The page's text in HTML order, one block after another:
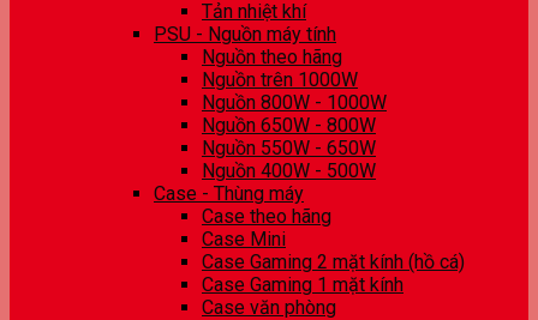
Tản nhiệt khí
PSU - Nguồn máy tính
Nguồn theo hãng
Nguồn trên 1000W
Nguồn 800W - 1000W
Nguồn 650W - 800W
Nguồn 550W - 650W
Nguồn 400W - 500W
Case - Thùng máy
Case theo hãng
Case Mini
Case Gaming 2 mặt kính (hồ cá)
Case Gaming 1 mặt kính
Case văn phòng